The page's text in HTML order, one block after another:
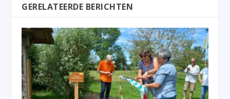
GERELATEERDE BERICHTEN